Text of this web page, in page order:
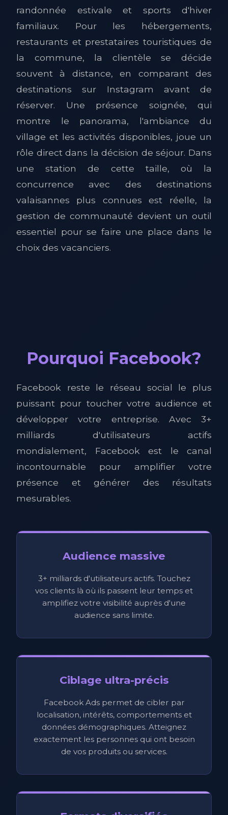
randonnée estivale et sports d'hiver
familiaux. Pour les hébergements,
restaurants et prestataires touristiques de
la commune, la clientèle se décide
souvent à distance, en comparant des
destinations sur Instagram avant de
réserver. Une présence soignée, qui
montre le panorama, l'ambiance du
village et les activités disponibles, joue un
rôle direct dans la décision de séjour. Dans
une station de cette taille, où la
concurrence avec des destinations
valaisannes plus connues est réelle, la
gestion de communauté devient un outil
essentiel pour se faire une place dans le
choix des vacanciers.
Pourquoi Facebook?
Facebook reste le réseau social le plus
puissant pour toucher votre audience et
développer votre entreprise. Avec 3+
milliards d'utilisateurs actifs
mondialement, Facebook est le canal
incontournable pour amplifier votre
présence et générer des résultats
mesurables.
Audience massive
3+ milliards d'utilisateurs actifs. Touchez
vos clients là où ils passent leur temps et
amplifiez votre visibilité auprès d'une
audience sans limite.
Ciblage ultra-précis
Facebook Ads permet de cibler par
localisation, intérêts, comportements et
données démographiques. Atteignez
exactement les personnes qui ont besoin
de vos produits ou services.